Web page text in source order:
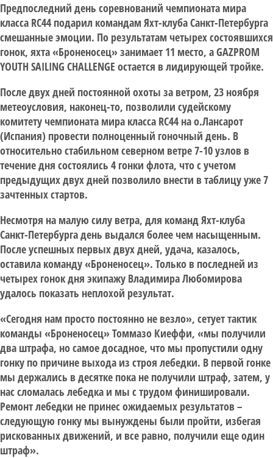
Предпоследний день соревнований чемпионата мира
класса RC44 подарил командам Яхт-клуба Санкт-Петербурга
смешанные эмоции. По результатам четырех состоявшихся
гонок, яхта «Броненосец» занимает 11 место, а GAZPROM
YOUTH SAILING CHALLENGE остается в лидирующей тройке.
После двух дней постоянной охоты за ветром, 23 ноября
метеоусловия, наконец-то, позволили судейскому
комитету чемпионата мира класса RC44 на о.Лансарот
(Испания) провести полноценный гоночный день. В
относительно стабильном северном ветре 7-10 узлов в
течение дня состоялись 4 гонки флота, что с учетом
предыдущих двух дней позволило внести в таблицу уже 7
зачтенных стартов.
Несмотря на малую силу ветра, для команд Яхт-клуба
Санкт-Петербурга день выдался более чем насыщенным.
После успешных первых двух дней, удача, казалось,
оставила команду «Броненосец». Только в последней из
четырех гонок дня экипажу Владимира Любомирова
удалось показать неплохой результат.
«Сегодня нам просто постоянно не везло», сетует тактик
команды «Броненосец» Томмазо Киеффи, «мы получили
два штрафа, но самое досадное, что мы пропустили одну
гонку по причине выхода из строя лебедки. В первой гонке
мы держались в десятке пока не получили штраф, затем, у
нас сломалась лебедка и мы с трудом финишировали.
Ремонт лебедки не принес ожидаемых результатов –
следующую гонку мы вынуждены были пройти, избегая
рискованных движений, и все равно, получили еще один
штраф».